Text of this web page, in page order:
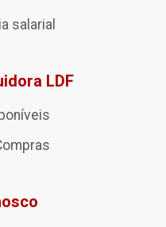
salarial
LDF